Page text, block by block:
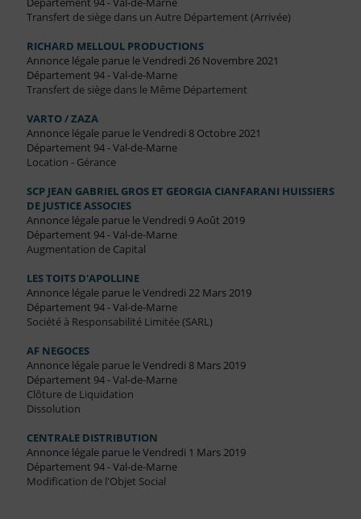
Transfert de siège dans un Autre Département (Arrivée)
RICHARD MELLOUL PRODUCTIONS
Annonce légale parue le Vendredi 26 Novembre 2021
Département 94 - Val-de-Marne
Transfert de siège dans le Même Département
VARTO / ZAZA
Annonce légale parue le Vendredi 8 Octobre 2021
Département 94 - Val-de-Marne
Location - Gérance
SCP JEAN GABRIEL GROS ET GEORGIA CIANFARANI HUISSIERS
DE JUSTICE ASSOCIES
Annonce légale parue le Vendredi 9 Août 2019
Département 94 - Val-de-Marne
Augmentation de Capital
LES TOITS D'APOLLINE
Annonce légale parue le Vendredi 22 Mars 2019
Département 94 - Val-de-Marne
Société à Responsabilité Limitée (SARL)
AF NEGOCES
Annonce légale parue le Vendredi 8 Mars 2019
Département 94 - Val-de-Marne
Clôture de Liquidation
Dissolution
CENTRALE DISTRIBUTION
Annonce légale parue le Vendredi 1 Mars 2019
Département 94 - Val-de-Marne
Modification de l'Objet Social